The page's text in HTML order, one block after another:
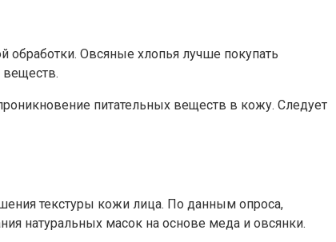
Овсяные хлопья лучше покупать
веществ.
питательных веществ в кожу. Следует
текстуры кожи лица. По данным опроса,
натуральных масок на основе меда и овсянки.